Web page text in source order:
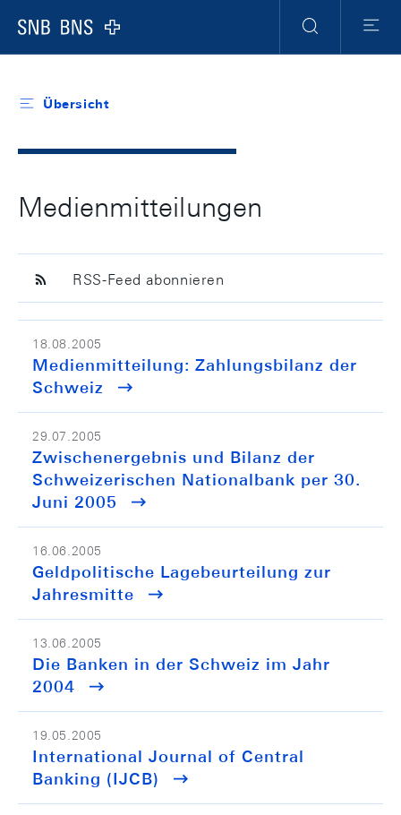
Logo
Navigation
Suche Menu
Übersicht
Medienmitteilungen
RSS-Feed abonnieren
18.08.2005
Medienmitteilung: Zahlungsbilanz der
Schweiz
29.07.2005
Zwischenergebnis und Bilanz der
Schweizerischen Nationalbank per 30.
Juni 2005
16.06.2005
Geldpolitische Lagebeurteilung zur
Jahresmitte
13.06.2005
Die Banken in der Schweiz im Jahr
2004
19.05.2005
International Journal of Central
Banking (IJCB)